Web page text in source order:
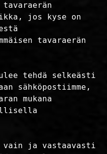
jos kyse on
tavaraerän
tehdä selkeästi
sähköpostiimme,
mukana
vain ja vastaavasti